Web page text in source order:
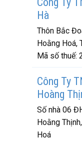
Hà
Thôn Bắc
Hoằng Hoá,
Mã số thuế:
Công Ty
Hoàng
Số nhà 06
Hoằng
Hoá